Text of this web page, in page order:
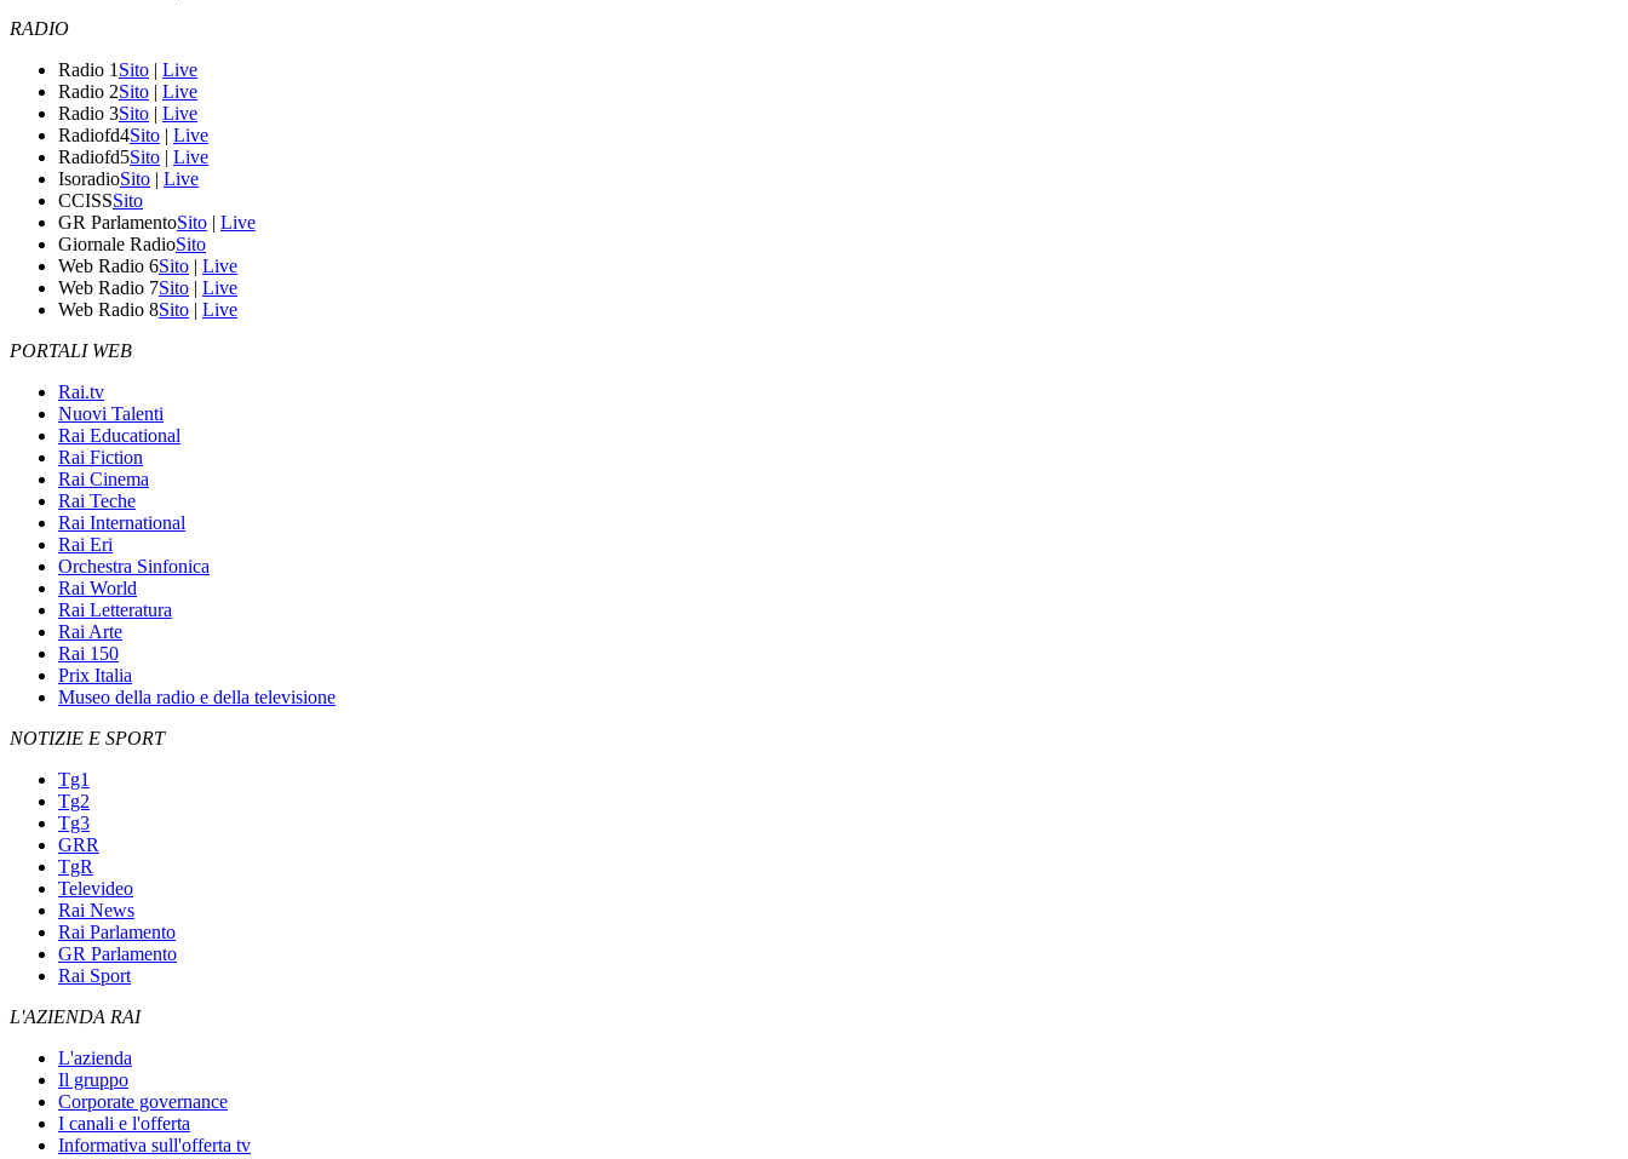
RADIO
Radio 1 Sito | Live
Radio 2Sito | Live
Radio 3Sito | Live
Radiofd4Sito | Live
Radiofd5Sito | Live
IsoradioSito | Live
CCISSSito
GR ParlamentoSito | Live
Giornale RadioSito
Web Radio 6Sito | Live
Web Radio 7Sito | Live
Web Radio 8Sito | Live
PORTALI WEB
Rai.tv
Nuovi Talenti
Rai Educational
Rai Fiction
Rai Cinema
Rai Teche
Rai International
Rai Eri
Orchestra Sinfonica
Rai World
Rai Letteratura
Rai Arte
Rai 150
Prix Italia
Museo della radio e della televisione
NOTIZIE E SPORT
Tg1
Tg2
Tg3
GRR
TgR
Televideo
Rai News
Rai Parlamento
GR Parlamento
Rai Sport
L'AZIENDA RAI
L'azienda
Il gruppo
Corporate governance
I canali e l'offerta
Informativa sull'offerta tv